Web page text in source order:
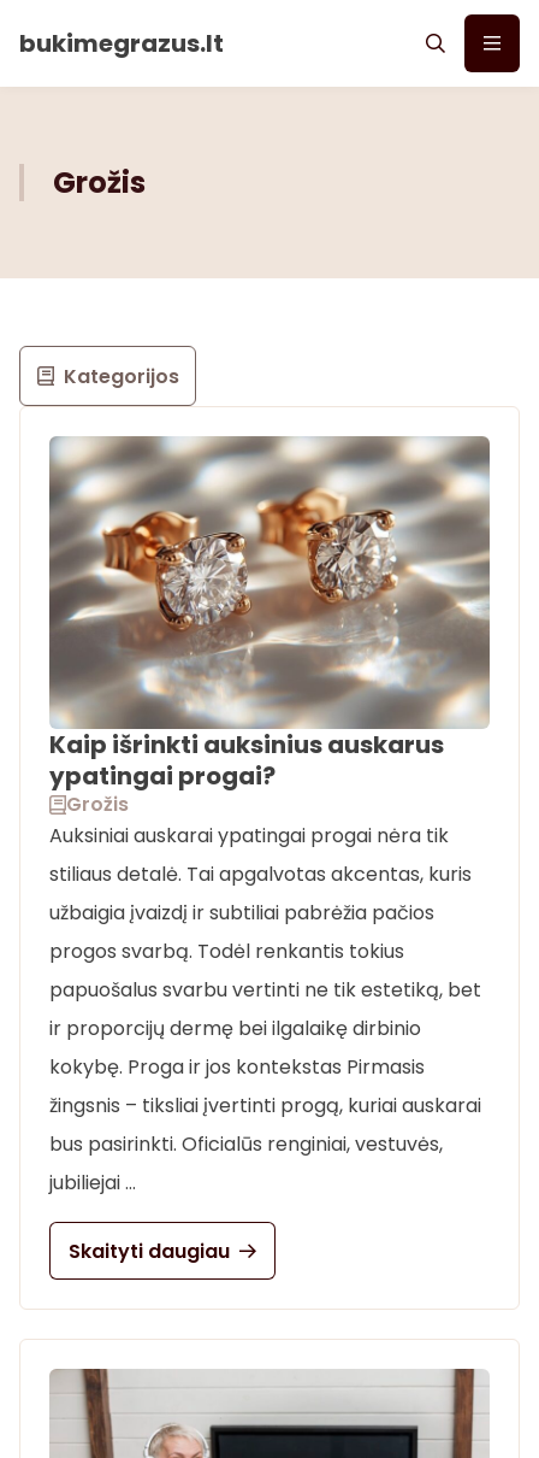
bukimegrazus.lt
Grožis
Kaip išrinkti auksinius auskarus
ypatingai progai?
Grožis
Auksiniai auskarai ypatingai progai nėra tik
stiliaus detalė. Tai apgalvotas akcentas, kuris
užbaigia įvaizdį ir subtiliai pabrėžia pačios
progos svarbą. Todėl renkantis tokius
papuošalus svarbu vertinti ne tik estetiką, bet
ir proporcijų dermę bei ilgalaikę dirbinio
kokybę. Proga ir jos kontekstas Pirmasis
žingsnis – tiksliai įvertinti progą, kuriai auskarai
bus pasirinkti. Oficialūs renginiai, vestuvės,
jubiliejai …
Skaityti daugiau
Kategorijos